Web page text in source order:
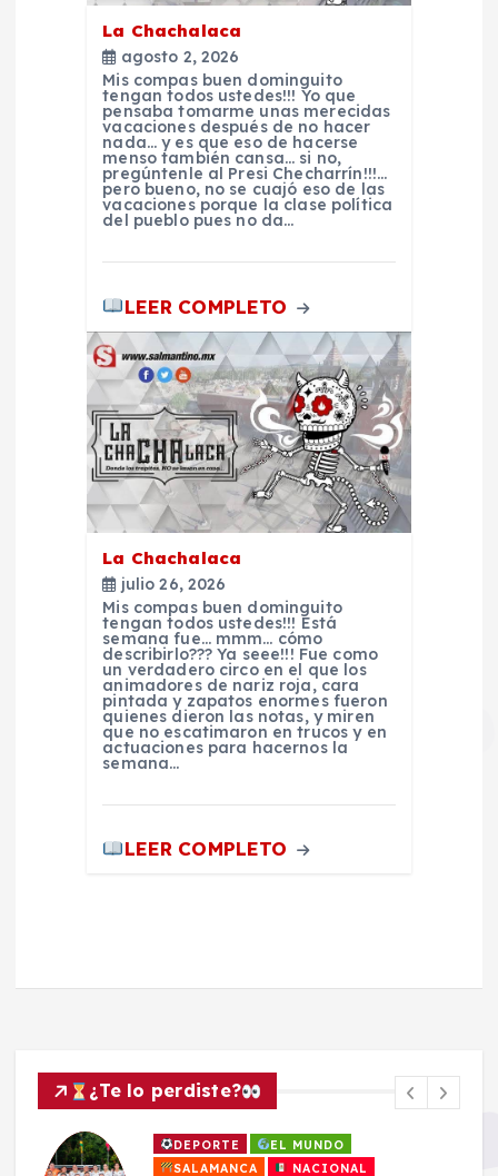
La Chachalaca
agosto 2, 2026
Mis compas buen dominguito
tengan todos ustedes!!! Yo que
pensaba tomarme unas merecidas
vacaciones después de no hacer
nada… y es que eso de hacerse
menso también cansa… si no,
pregúntenle al Presi Checharrín!!!…
pero bueno, no se cuajó eso de las
vacaciones porque la clase política
del pueblo pues no da…
LEER COMPLETO
La Chachalaca
julio 26, 2026
Mis compas buen dominguito
tengan todos ustedes!!! Está
semana fue… mmm… cómo
describirlo??? Ya seee!!! Fue como
un verdadero circo en el que los
animadores de nariz roja, cara
pintada y zapatos enormes fueron
quienes dieron las notas, y miren
que no escatimaron en trucos y en
actuaciones para hacernos la
semana…
LEER COMPLETO
¿Te lo perdiste?
DEPORTE
EL MUNDO
SALAMANCA
NACIONAL